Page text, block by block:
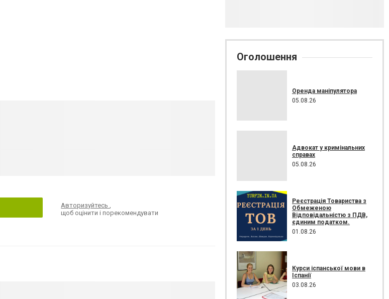
Авторизуйтесь
щоб оцінити і порекомендувати
Оголошення
Оренда маніпулятора
05.08.26
Адвокат у кримінальних
справах
05.08.26
Реєстрація Товариства з
Обмеженою
Відповідальністю з ПДВ,
єдиним податком.
01.08.26
Курси іспанської мови в
Іспанії
03.08.26